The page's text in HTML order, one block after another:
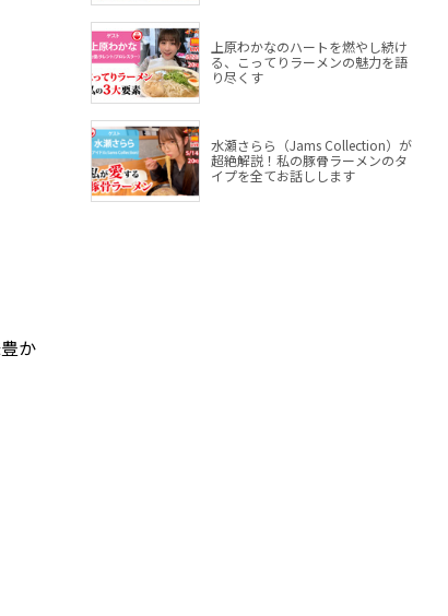
か
上原わかなのハートを燃やし続け
る、こってりラーメンの魅力を語
り尽くす
水瀬さらら（Jams Collection）が
超絶解説！私の豚骨ラーメンのタ
イプを全てお話しします